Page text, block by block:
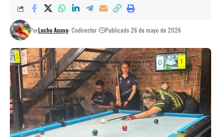
PorLucho Anaya- Codirector Publicado 26 de mayo de 2026